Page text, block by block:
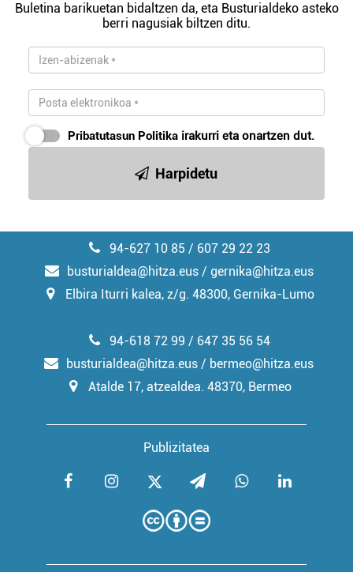
Buletina barikuetan bidaltzen da, eta Busturialdeko asteko
berri nagusiak biltzen ditu.
Pribatutasun Politika irakurri eta onartzen dut.
Harpidetu
94-627 10 85 / 607 29 22 23
busturialdea@hitza.eus / gernika@hitza.eus
Elbira Iturri kalea, z/g. 48300, Gernika-Lumo
Publizitatea
94-618 72 99 / 647 35 56 54
busturialdea@hitza.eus / bermeo@hitza.eus
Atalde 17, atzealdea. 48370, Bermeo